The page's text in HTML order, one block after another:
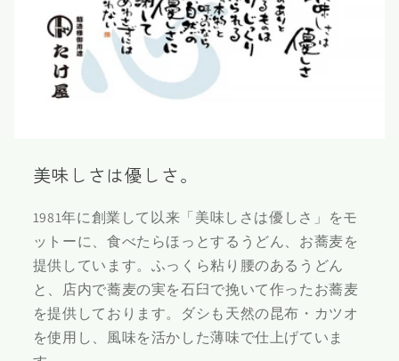
美味しさは優しさ。
1981年に創業して以来「美味しさは優しさ」をモ
ットーに、食べたらほっとするうどん、お蕎麦を
提供しています。ふっくら粘り腰のあるうどん
と、店内で蕎麦の実を石臼で挽いて作ったお蕎麦
を提供しております。ダシも天然の昆布・カツオ
を使用し、風味を活かした薄味で仕上げていま